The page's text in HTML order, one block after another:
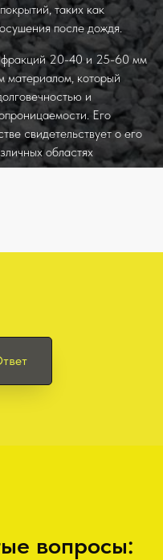
таких как
после дождя.
фракций 20-40 и 25-60 мм
материалом, который
и
Его
свидетельствует о его
областях
вопросы: